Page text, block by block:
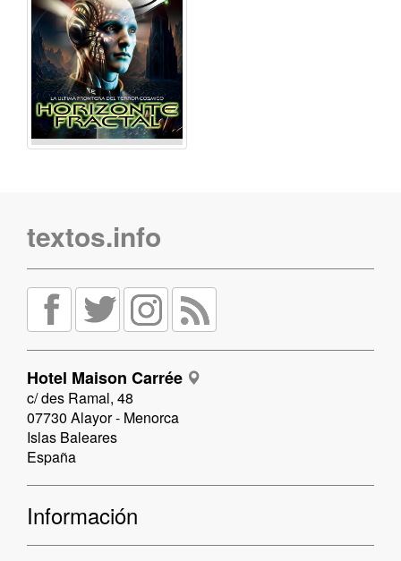
textos.info
Hotel Maison Carrée
c/ des Ramal, 48
07730 Alayor - Menorca
Islas Baleares
España
Información